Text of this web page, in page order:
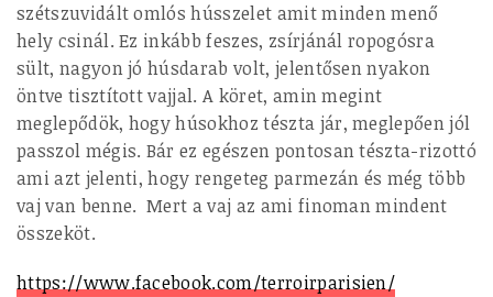
szétszuvidált omlós hússzelet amit minden menő
hely csinál. Ez inkább feszes, zsírjánál ropogósra
sült, nagyon jó húsdarab volt, jelentősen nyakon
öntve tisztított vajjal. A köret, amin megint
meglepődök, hogy húsokhoz tészta jár, meglepően jól
passzol mégis. Bár ez egészen pontosan tészta-rizottó
ami azt jelenti, hogy rengeteg parmezán és még több
vaj van benne. Mert a vaj az ami finoman mindent
összeköt.
https://www.facebook.com/terroirparisien/